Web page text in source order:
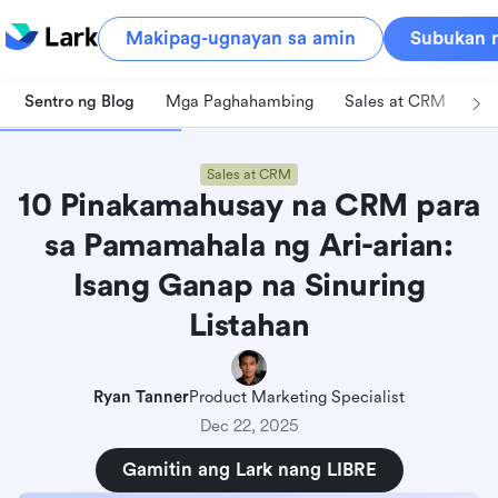
Makipag-ugnayan sa amin Subukan
Sentro ng Blog Mga Paghahambing Sales at CRM
Sales at CRM
10 Pinakamahusay na CRM para
sa Pamamahala ng Ari-arian:
Isang Ganap na Sinuring
Listahan
Ryan TannerProduct Marketing Specialist
Dec 22, 2025
Gamitin ang Lark nang LIBRE